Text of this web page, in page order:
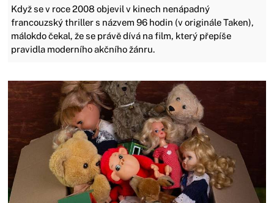
Když se v roce 2008 objevil v kinech nenápadný
francouzský thriller s názvem 96 hodin (v originále Taken),
málokdo čekal, že se právě dívá na film, který přepíše
pravidla moderního akčního žánru.